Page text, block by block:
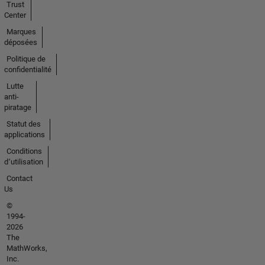
Trust
Center
Marques
déposées
Politique de
confidentialité
Lutte
anti-
piratage
Statut des
applications
Conditions
d՚utilisation
Contact
Us
©
1994-
2026
The
MathWorks,
Inc.